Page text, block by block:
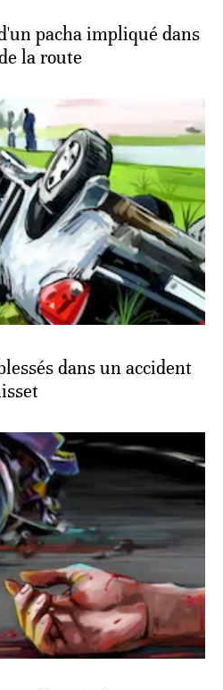
pacha impliqué dans
la route
dans un accident